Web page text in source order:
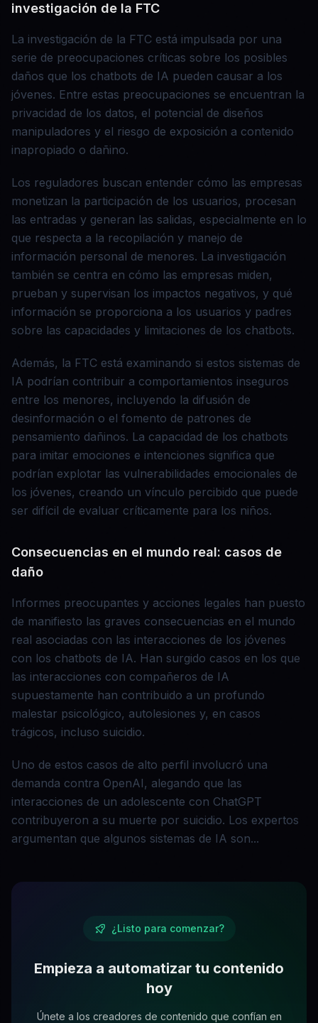
investigación de la FTC
La investigación de la FTC está impulsada por una
serie de preocupaciones críticas sobre los posibles
daños que los chatbots de IA pueden causar a los
jóvenes. Entre estas preocupaciones se encuentran la
privacidad de los datos, el potencial de diseños
manipuladores y el riesgo de exposición a contenido
inapropiado o dañino.
Los reguladores buscan entender cómo las empresas
monetizan la participación de los usuarios, procesan
las entradas y generan las salidas, especialmente en lo
que respecta a la recopilación y manejo de
información personal de menores. La investigación
también se centra en cómo las empresas miden,
prueban y supervisan los impactos negativos, y qué
información se proporciona a los usuarios y padres
sobre las capacidades y limitaciones de los chatbots.
Además, la FTC está examinando si estos sistemas de
IA podrían contribuir a comportamientos inseguros
entre los menores, incluyendo la difusión de
desinformación o el fomento de patrones de
pensamiento dañinos. La capacidad de los chatbots
para imitar emociones e intenciones significa que
podrían explotar las vulnerabilidades emocionales de
los jóvenes, creando un vínculo percibido que puede
ser difícil de evaluar críticamente para los niños.
Consecuencias en el mundo real: casos de
daño
Informes preocupantes y acciones legales han puesto
de manifiesto las graves consecuencias en el mundo
real asociadas con las interacciones de los jóvenes
con los chatbots de IA. Han surgido casos en los que
las interacciones con compañeros de IA
supuestamente han contribuido a un profundo
malestar psicológico, autolesiones y, en casos
trágicos, incluso suicidio.
Uno de estos casos de alto perfil involucró una
demanda contra OpenAI, alegando que las
interacciones de un adolescente con ChatGPT
contribuyeron a su muerte por suicidio. Los expertos
argumentan que algunos sistemas de IA son...
¿Listo para comenzar?
Empieza a automatizar tu contenido
hoy
Únete a los creadores de contenido que confían en